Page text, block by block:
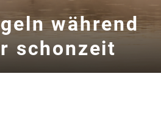
während
schonzeit